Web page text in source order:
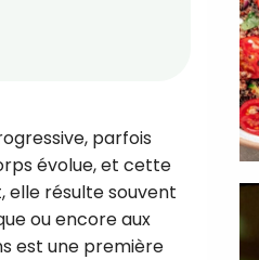
parfois
évolue, et cette
elle résulte souvent
ou encore aux
est une première